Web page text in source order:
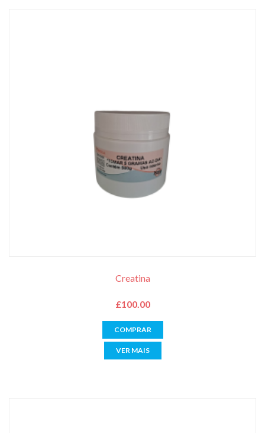
Creatina
£100.00
COMPRAR
VER MAIS